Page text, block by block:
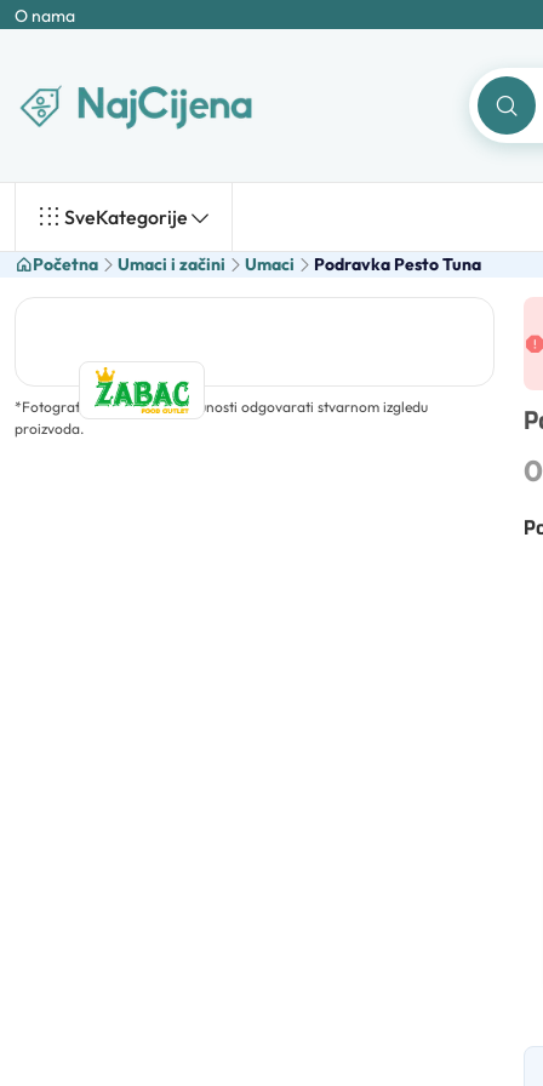
O nama
SveKategorije
Početna Umaci i začini Umaci Podravka Pesto Tuna
*Fotografija ne mora u potpunosti odgovarati stvarnom izgledu
proizvoda.